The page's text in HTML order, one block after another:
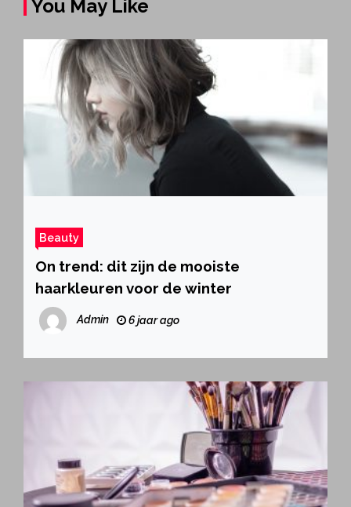
You May Like
Beauty
On trend: dit zijn de mooiste
haarkleuren voor de winter
Admin 6 jaar ago